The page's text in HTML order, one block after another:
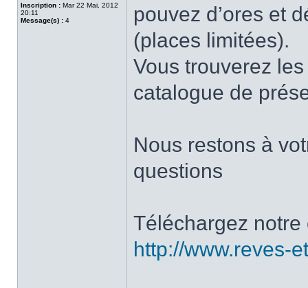
Inscription : Mar 22 Mai, 2012
20:11
Message(s) : 4
pouvez d’ores et
(places limitées).
Vous trouverez
catalogue de
Nous restons à
questions
Téléchargez
http://www.reves-